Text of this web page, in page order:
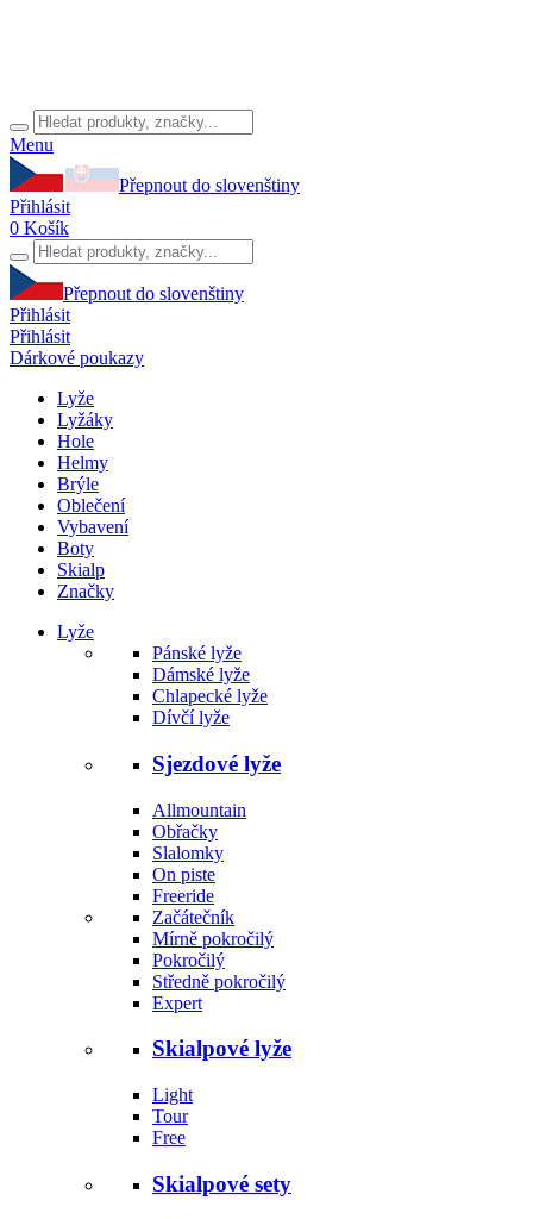
Menu
Přepnout do slovenštiny
Přihlásit
0 Košík
Přepnout do slovenštiny
Přihlásit
Přihlásit
Dárkové poukazy
Lyže
Lyžáky
Hole
Helmy
Brýle
Oblečení
Vybavení
Boty
Skialp
Značky
Lyže
Pánské lyže
Dámské lyže
Chlapecké lyže
Dívčí lyže
Sjezdové lyže
Allmountain
Obřačky
Slalomky
On piste
Freeride
Začátečník
Mírně pokročilý
Pokročilý
Středně pokročilý
Expert
Skialpové lyže
Light
Tour
Free
Skialpové sety